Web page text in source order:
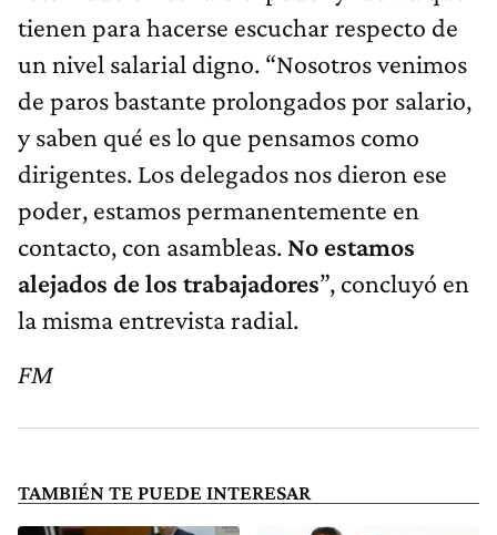
tienen para hacerse escuchar respecto de
un nivel salarial digno. “Nosotros venimos
de paros bastante prolongados por salario,
y saben qué es lo que pensamos como
dirigentes. Los delegados nos dieron ese
poder, estamos permanentemente en
contacto, con asambleas. No estamos
alejados de los trabajadores”, concluyó en
la misma entrevista radial.
FM
TAMBIÉN TE PUEDE INTERESAR